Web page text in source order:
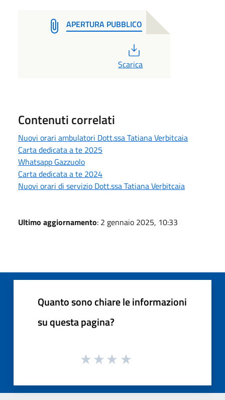
APERTURA PUBBLICO
Scarica
Contenuti correlati
Nuovi orari ambulatori Dott.ssa Tatiana Verbitcaia
Carta dedicata a te 2025
Whatsapp Gazzuolo
Carta dedicata a te 2024
Nuovi orari di servizio Dott.ssa Tatiana Verbitcaia
Ultimo aggiornamento: 2 gennaio 2025, 10:33
Quanto sono chiare le informazioni
su questa pagina?